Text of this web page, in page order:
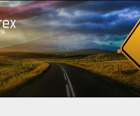
Начинающим ДЕМОсчет
варағини очиш